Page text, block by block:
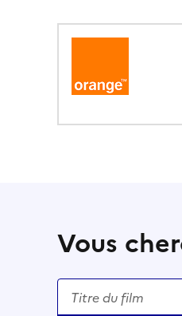
Vous
Rechercher un titre